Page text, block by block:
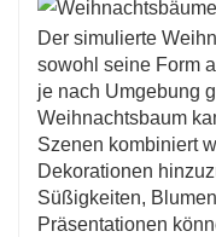
Der simulierte
sowohl seine Form
je nach Umgebung
Weihnachtsbaum
Szenen kombiniert
Dekorationen
Süßigkeiten,
Präsentationen